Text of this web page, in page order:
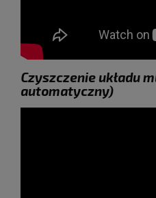
Czyszczenie układu
automatyczny)